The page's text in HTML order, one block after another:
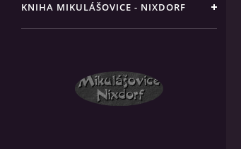
KNIHA MIKULÁŠOVICE - NIXDORF